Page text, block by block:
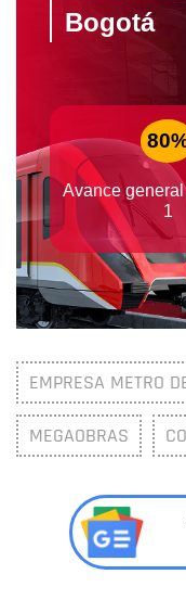
EMPRESA METRO
MEGAOBRAS